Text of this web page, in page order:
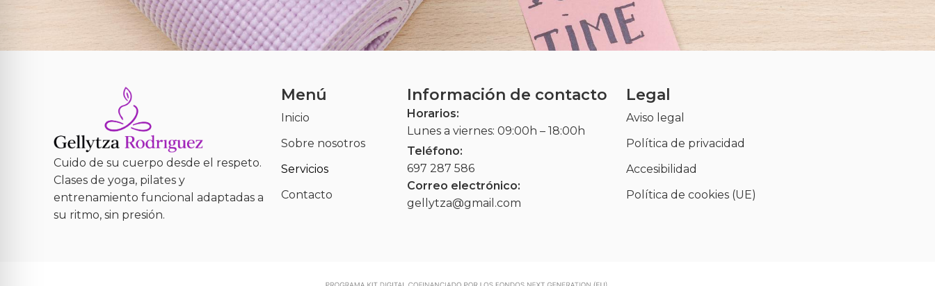
Cuido de su cuerpo desde el respeto.
Clases de yoga, pilates y
entrenamiento funcional adaptadas a
su ritmo, sin presión.
Menú
Inicio
Sobre nosotros
Servicios
Contacto
Información de contacto
Horarios:
Lunes a viernes: 09:00h – 18:00h
Teléfono:
697 287 586
Correo electrónico:
gellytza@gmail.com
Legal
Aviso legal
Política de privacidad
Accesibilidad
Política de cookies (UE)